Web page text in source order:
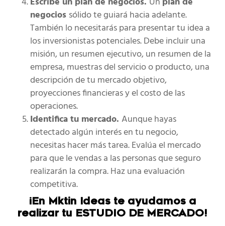
negocios sólido te guiará hacia adelante.
También lo necesitarás para presentar tu idea a
los inversionistas potenciales. Debe incluir una
misión, un resumen ejecutivo, un resumen de la
empresa, muestras del servicio o producto, una
descripción de tu mercado objetivo,
proyecciones financieras y el costo de las
operaciones.
Identifica tu mercado. Aunque hayas
detectado algún interés en tu negocio,
necesitas hacer más tarea. Evalúa el mercado
para que le vendas a las personas que seguro
realizarán la compra. Haz una evaluación
competitiva.
¡En Mktin Ideas te ayudamos a
realizar tu ESTUDIO DE MERCADO!